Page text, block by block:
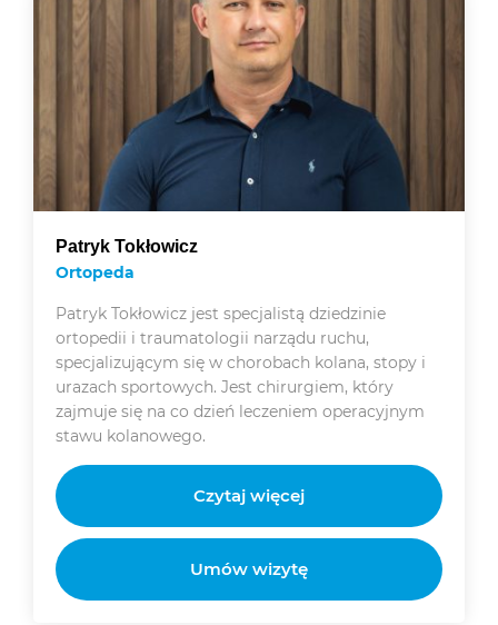
Patryk Tokłowicz
Ortopeda
Patryk Tokłowicz jest specjalistą dziedzinie
ortopedii i traumatologii narządu ruchu,
specjalizującym się w chorobach kolana, stopy i
urazach sportowych. Jest chirurgiem, który
zajmuje się na co dzień leczeniem operacyjnym
stawu kolanowego.
Czytaj więcej
Umów wizytę